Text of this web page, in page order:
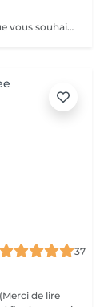
Si vous choisissez cette option, cela signifie que vous souhaitez uniquement un remplissage, que vous avez déjà des extensions de cils faites dans notre salon, que vous voulez le même type d'extensions, et que vous n'avez pas appliqué de mascara.
37